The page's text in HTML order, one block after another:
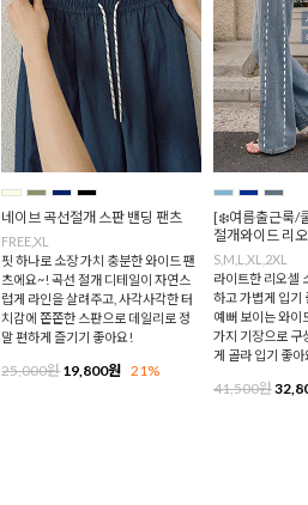
네이브 곡선절개 스판 밴딩 팬츠
FREE,XL
핏 하나로 소장 가치 충분한 와이드 팬
츠에요~! 곡선 절개 디테일이 자연스
럽게 라인을 살려주고, 사각사각한 터
치감에 쫀쫀한 스판으로 데일리로 정
말 편하게 즐기기 좋아요!
25,000원19,800원 21%
[❄️여름출근룩/
절개와이드 리
S,M,L,XL,2XL
라이트한 리오셀
하고 가볍게 입기
예뻐 보이는 와이
가지 기장으로 구
게 골라 입기 좋아
41,500원